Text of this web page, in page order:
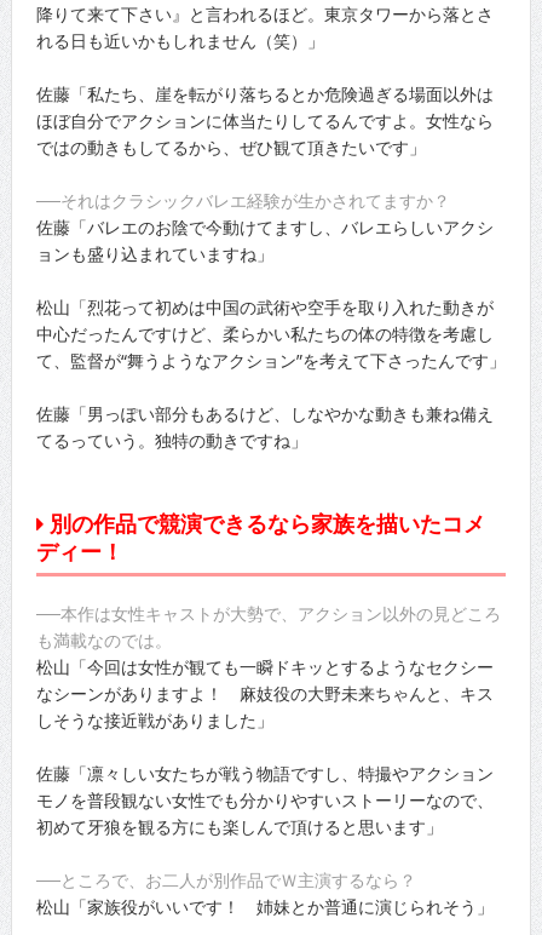
降りて来て下さい』と言われるほど。東京タワーから落とさ
れる日も近いかもしれません（笑）」
佐藤「私たち、崖を転がり落ちるとか危険過ぎる場面以外は
ほぼ自分でアクションに体当たりしてるんですよ。女性なら
ではの動きもしてるから、ぜひ観て頂きたいです」
──それはクラシックバレエ経験が生かされてますか？
佐藤「バレエのお陰で今動けてますし、バレエらしいアクシ
ョンも盛り込まれていますね」
松山「烈花って初めは中国の武術や空手を取り入れた動きが
中心だったんですけど、柔らかい私たちの体の特徴を考慮し
て、監督が“舞うようなアクション”を考えて下さったんです」
佐藤「男っぽい部分もあるけど、しなやかな動きも兼ね備え
てるっていう。独特の動きですね」
別の作品で競演できるなら家族を描いたコメ
ディー！
──本作は女性キャストが大勢で、アクション以外の見どころ
も満載なのでは。
松山「今回は女性が観ても一瞬ドキッとするようなセクシー
なシーンがありますよ！ 麻妓役の大野未来ちゃんと、キス
しそうな接近戦がありました」
佐藤「凛々しい女たちが戦う物語ですし、特撮やアクション
モノを普段観ない女性でも分かりやすいストーリーなので、
初めて牙狼を観る方にも楽しんで頂けると思います」
──ところで、お二人が別作品でＷ主演するなら？
松山「家族役がいいです！ 姉妹とか普通に演じられそう」